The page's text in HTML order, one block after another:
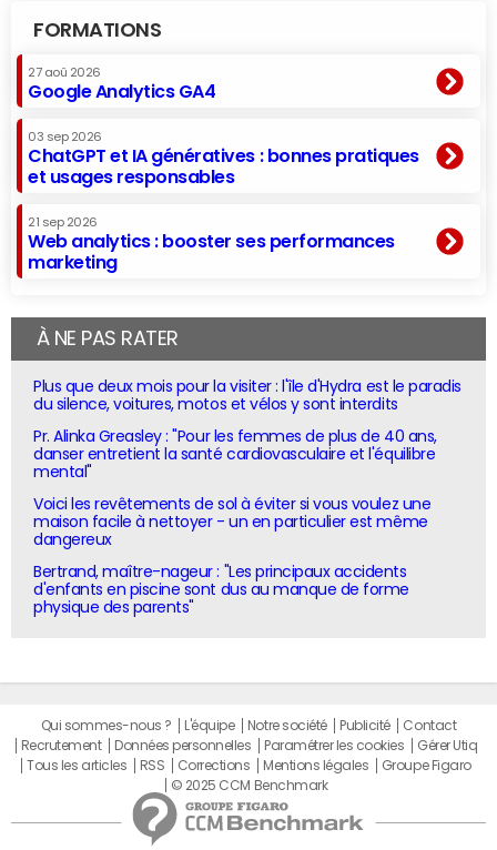
FORMATIONS
27 aoû 2026
Google Analytics GA4
03 sep 2026
ChatGPT et IA génératives : bonnes pratiques
et usages responsables
21 sep 2026
Web analytics : booster ses performances
marketing
À NE PAS RATER
Plus que deux mois pour la visiter : l'île d'Hydra est le paradis
du silence, voitures, motos et vélos y sont interdits
Pr. Alinka Greasley : "Pour les femmes de plus de 40 ans,
danser entretient la santé cardiovasculaire et l'équilibre
mental"
Voici les revêtements de sol à éviter si vous voulez une
maison facile à nettoyer - un en particulier est même
dangereux
Bertrand, maître-nageur : "Les principaux accidents
d'enfants en piscine sont dus au manque de forme
physique des parents"
Qui sommes-nous ? L'équipe Notre société Publicité
Contact
Recrutement
Données personnelles Paramétrer les cookies
Gérer Utiq
Tous les articles
RSS Corrections Mentions légales
Groupe Figaro
© 2025 CCM Benchmark